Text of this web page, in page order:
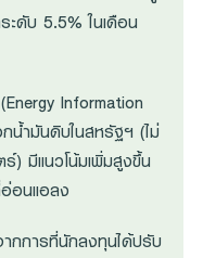
ะดับ 5.5% ในเดือน
Information
น้ำมันดิบในสหรัฐฯ (ไม่
) มีแนวโน้มเพิ่มสูงขึ้น
อนแอลง
กการที่นักลงทุนได้ปรับ